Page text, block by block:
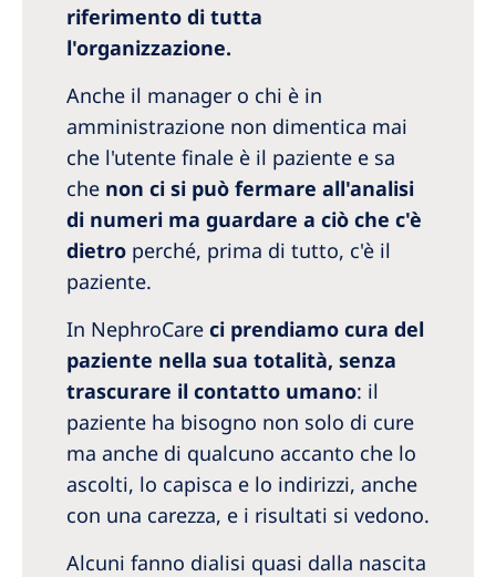
riferimento di tutta
l'organizzazione.
Anche il manager o chi è in
amministrazione non dimentica mai
che l'utente finale è il paziente e sa
che non ci si può fermare all'analisi
di numeri ma guardare a ciò che c'è
dietro perché, prima di tutto, c'è il
paziente.
In NephroCare ci prendiamo cura del
paziente nella sua totalità, senza
trascurare il contatto umano: il
paziente ha bisogno non solo di cure
ma anche di qualcuno accanto che lo
ascolti, lo capisca e lo indirizzi, anche
con una carezza, e i risultati si vedono.
Alcuni fanno dialisi quasi dalla nascita